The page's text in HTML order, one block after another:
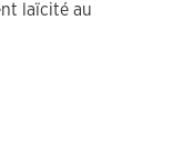
laïcité au